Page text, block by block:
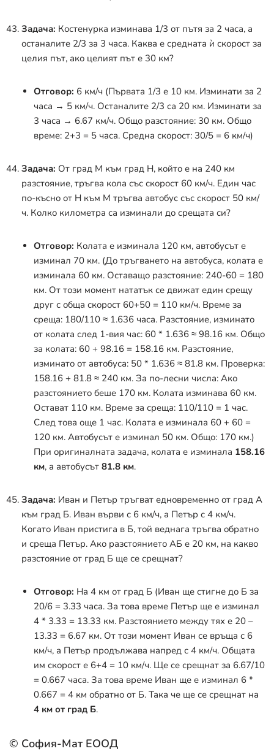
Задача: Костенурка изминава 1/3 от пътя за 2 часа, а
останалите 2/3 за 3 часа. Каква е средната ѝ скорост за
целия път, ако целият път е 30 км?
Отговор: 6 км/ч (Първата 1/3 е 10 км. Изминати за 2
часа → 5 км/ч. Останалите 2/3 са 20 км. Изминати за
3 часа → 6.67 км/ч. Общо разстояние: 30 км. Общо
време: 2+3 = 5 часа. Средна скорост: 30/5 = 6 км/ч)
Задача: От град М към град Н, който е на 240 км
разстояние, тръгва кола със скорост 60 км/ч. Един час
по-късно от Н към М тръгва автобус със скорост 50 км/
ч. Колко километра са изминали до срещата си?
Отговор: Колата е изминала 120 км, автобусът е
изминал 70 км. (До тръгването на автобуса, колата е
изминала 60 км. Оставащо разстояние: 240-60 = 180
км. От този момент нататък се движат един срещу
друг с обща скорост 60+50 = 110 км/ч. Време за
среща: 180/110 ≈ 1.636 часа. Разстояние, изминато
от колата след 1-вия час: 60 * 1.636 ≈ 98.16 км. Общо
за колата: 60 + 98.16 = 158.16 км. Разстояние,
изминато от автобуса: 50 * 1.636 ≈ 81.8 км. Проверка:
158.16 + 81.8 ≈ 240 км. За по-лесни числа: Ако
разстоянието беше 170 км. Колата изминава 60 км.
Остават 110 км. Време за среща: 110/110 = 1 час.
След това още 1 час. Колата е изминала 60 + 60 =
120 км. Автобусът е изминал 50 км. Общо: 170 км.)
При оригиналната задача, колата е изминала 158.16
км, а автобусът 81.8 км.
Задача: Иван и Петър тръгват едновременно от град А
към град Б. Иван върви с 6 км/ч, а Петър с 4 км/ч.
Когато Иван пристига в Б, той веднага тръгва обратно
и среща Петър. Ако разстоянието АБ е 20 км, на какво
разстояние от град Б ще се срещнат?
Отговор: На 4 км от град Б (Иван ще стигне до Б за
20/6 = 3.33 часа. За това време Петър ще е изминал
4 * 3.33 = 13.33 км. Разстоянието между тях е 20 –
13.33 = 6.67 км. От този момент Иван се връща с 6
км/ч, а Петър продължава напред с 4 км/ч. Общата
им скорост е 6+4 = 10 км/ч. Ще се срещнат за 6.67/10
= 0.667 часа. За това време Иван ще е изминал 6 *
0.667 = 4 км обратно от Б. Така че ще се срещнат на
4 км от град Б.
© София-Мат ЕООД